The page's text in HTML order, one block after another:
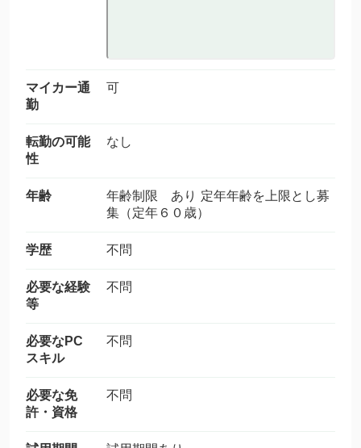
マイカー通
勤
可
転勤の可能
性
なし
年齢
年齢制限 あり 定年年齢を上限とし募
集（定年６０歳）
学歴 不問
必要な経験
等
不問
必要なPC
スキル
不問
必要な免
許・資格
不問